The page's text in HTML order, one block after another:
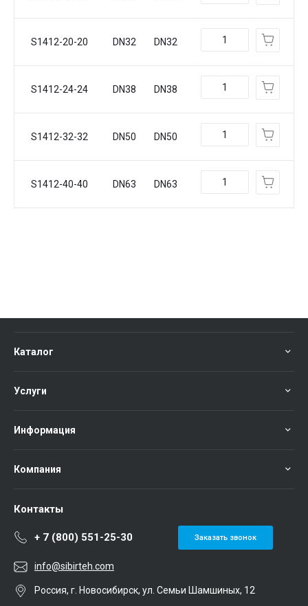
S1412-20-20 DN32 DN32
S1412-24-24 DN38 DN38
S1412-32-32 DN50 DN50
S1412-40-40 DN63 DN63
Каталог
Услуги
Информация
Компания
Контакты
+ 7 (800) 551-25-30 Заказать звонок
info@sibirteh.com
Россия, г. Новосибирск, ул. Семьи Шамшиных, 12